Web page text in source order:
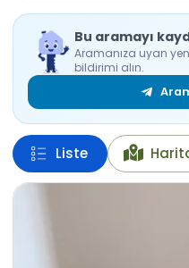
Bu aramayı
Aramanıza uyan
bildirimi alın.
Liste